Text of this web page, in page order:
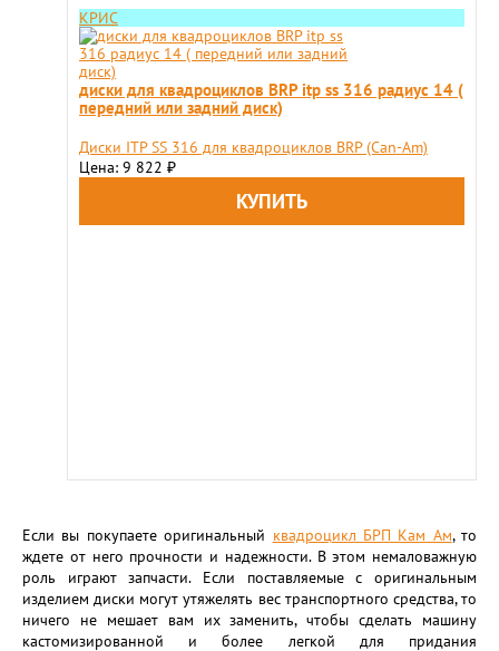
КРИС
диски для квадроциклов BRP itp ss 316 радиус 14 (
передний или задний диск)
Диски ITP SS 316 для квадроциклов BRP (Can-Am)
Цена: 9 822 ₽
Если вы покупаете оригинальный квадроцикл БРП Кам Ам, то
ждете от него прочности и надежности. В этом немаловажную
роль играют запчасти. Если поставляемые с оригинальным
изделием диски могут утяжелять вес транспортного средства, то
ничего не мешает вам их заменить, чтобы сделать машину
кастомизированной и более легкой для придания